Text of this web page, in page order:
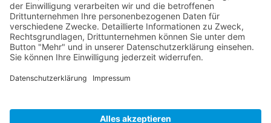
Startseite
Zurück zur Startseite
© 2026 BISTUM WÜRZBURG